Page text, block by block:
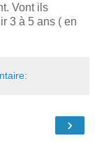
Vont ils
3 à 5 ans ( en
›